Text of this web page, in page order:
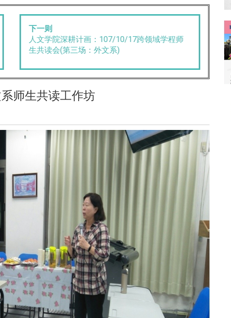
下一则
人文学院深耕计画：107/10/17跨领域学程师
生共读会(第三场：外文系)
师生共读工作坊